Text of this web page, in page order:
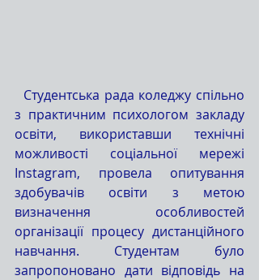
з практичним психологом закладу
освіти, використавши технічні
можливості соціальної мережі
Instagram, провела опитування
здобувачів освіти з метою
визначення особливостей
організації процесу дистанційного
навчання. Студентам було
запропоновано дати відповідь на